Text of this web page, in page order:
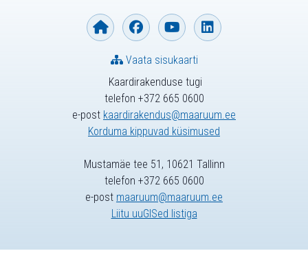
Kaardirakenduse tugi
telefon +372 665 0600
e-post kaardirakendus@maaruum.ee
Korduma kippuvad küsimused
Vaata sisukaarti
Mustamäe tee 51, 10621 Tallinn
telefon +372 665 0600
e-post maaruum@maaruum.ee
Liitu uuGISed listiga